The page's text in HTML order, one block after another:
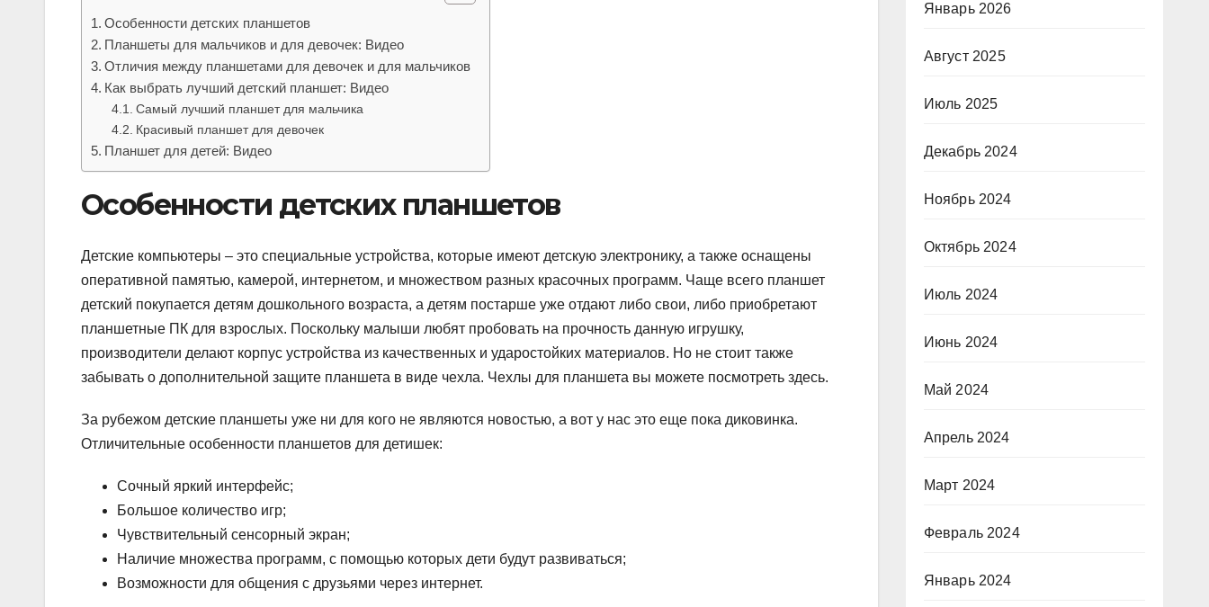
Особенности детских планшетов
Планшеты для мальчиков и для девочек: Видео
Отличия между планшетами для девочек и для мальчиков
Как выбрать лучший детский планшет: Видео
Самый лучший планшет для мальчика
Красивый планшет для девочек
Планшет для детей: Видео
Особенности детских планшетов
Детские компьютеры – это специальные устройства, которые имеют детскую электронику, а также оснащены
оперативной памятью, камерой, интернетом, и множеством разных красочных программ. Чаще всего планшет
детский покупается детям дошкольного возраста, а детям постарше уже отдают либо свои, либо приобретают
планшетные ПК для взрослых. Поскольку малыши любят пробовать на прочность данную игрушку,
производители делают корпус устройства из качественных и ударостойких материалов. Но не стоит также
забывать о дополнительной защите планшета в виде чехла. Чехлы для планшета вы можете посмотреть здесь.
За рубежом детские планшеты уже ни для кого не являются новостью, а вот у нас это еще пока диковинка.
Отличительные особенности планшетов для детишек:
Сочный яркий интерфейс;
Большое количество игр;
Чувствительный сенсорный экран;
Наличие множества программ, с помощью которых дети будут развиваться;
Возможности для общения с друзьями через интернет.
Январь 2026
Август 2025
Июль 2025
Декабрь 2024
Ноябрь 2024
Октябрь 2024
Июль 2024
Июнь 2024
Май 2024
Апрель 2024
Март 2024
Февраль 2024
Январь 2024